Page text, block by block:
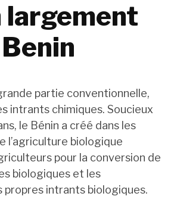
largement
partie conventionnelle,
intrants chimiques. Soucieux
le Bénin a créé dans les
l’agriculture biologique
pour la conversion de
biologiques et les
propres intrants biologiques.